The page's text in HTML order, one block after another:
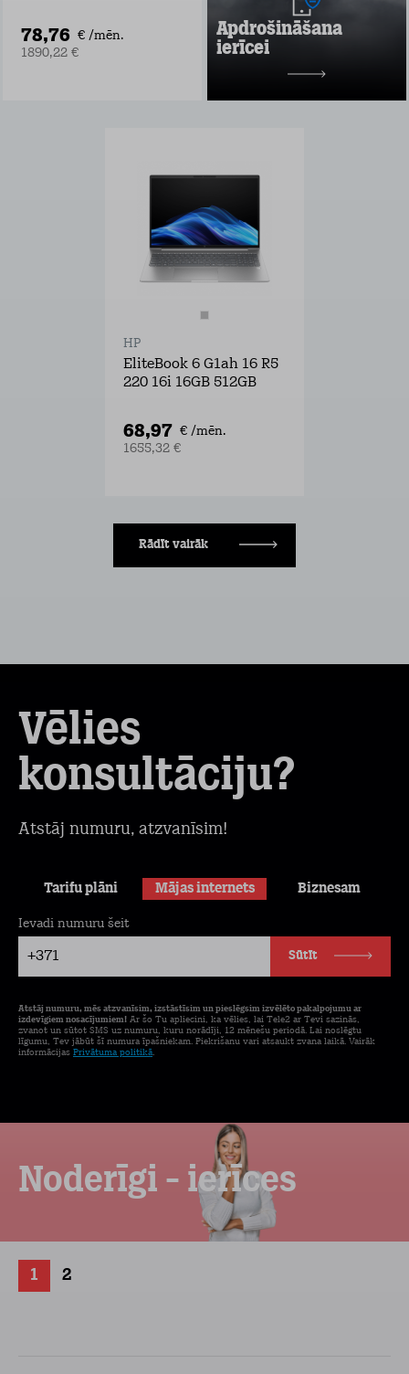
78,76 € /mēn.
1890,22 €
Apdrošināšana
ierīceiUzzināt vairāk
HP
EliteBook 6 G1ah 16 R5
220 16i 16GB 512GB
68,97 € /mēn.
1655,32 €
Rādīt vairāk
Vēlies
konsultāciju?
Atstāj numuru, atzvanīsim!
Tarifu plāni Mājas internets Biznesam
+371
Ievadi numuru šeit
Sūtīt
Atstāj numuru, mēs atzvanīsim, izstāstīsim un pieslēgsim izvēlēto pakalpojumu ar
izdevīgiem nosacījumiem! Ar šo Tu apliecini, ka vēlies, lai Tele2 ar Tevi sazinās,
zvanot un sūtot SMS uz numuru, kuru norādīji, 12 mēnešu periodā. Lai noslēgtu
līgumu, Tev jābūt šī numura īpašniekam. Piekrišanu vari atsaukt zvana laikā. Vairāk
informācijas Privātuma politikā.
Noderīgi - ierīces
1 2